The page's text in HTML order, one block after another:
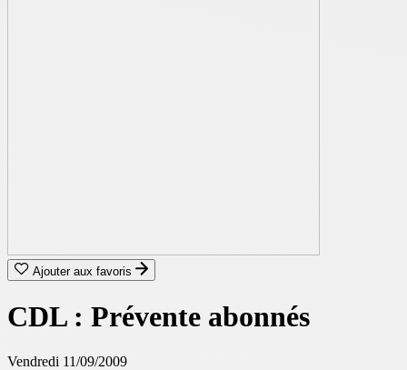
Ajouter aux favoris
CDL : Prévente abonnés
Vendredi 11/09/2009